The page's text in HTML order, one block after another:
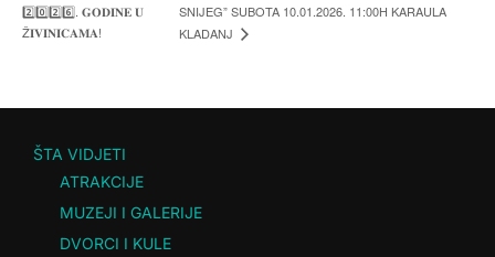
2️⃣0️⃣2️⃣6️⃣. 𝐆𝐎𝐃𝐈𝐍𝐄 𝐔
Ž𝐈𝐕𝐈𝐍𝐈𝐂𝐀𝐌𝐀!
SNIJEG” SUBOTA 10.01.2026. 11:00H KARAULA
KLADANJ
ŠTA VIDJETI
ATRAKCIJE
MUZEJI I GALERIJE
DVORCI I KULE